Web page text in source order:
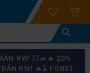
login
RW! 💥🚗🔥 20%
RW! 🔥⏳ FÖRST